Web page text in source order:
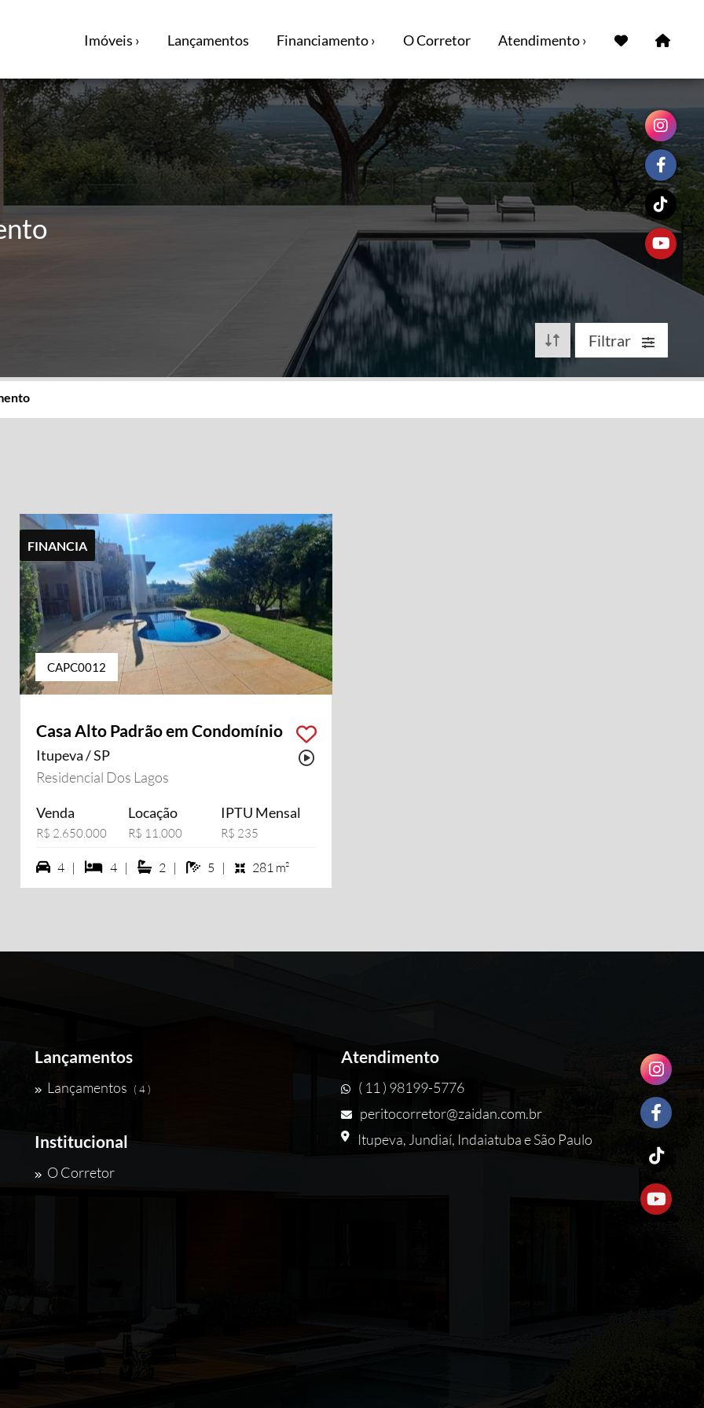
Imóveis › Lançamentos Financiamento › O Corretor Atendimento ›
Filtrar
vídeo
FINANCIA
Possui vídeo
CAPC0012
Casa Alto Padrão em Condomínio
Itupeva / SP
Residencial Dos Lagos
Venda
R$ 2.650.000
Locação
R$ 11.000
IPTU Mensal
R$ 235
4 vagas na garagem
4 | 4 dormiórios
4 | 2 suítes
2 | 5 banheiros
5 | 281 m²
Lançamentos
Lançamentos ( 4 )
Institucional
O Corretor
Atendimento
( 11 ) 98199-5776
peritocorretor@zaidan.com.br
Itupeva, Jundiaí, Indaiatuba e São Paulo